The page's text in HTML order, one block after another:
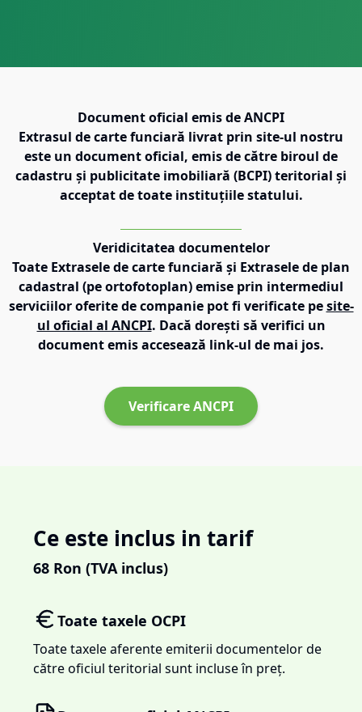
Document oficial emis de ANCPI
Extrasul de carte funciară livrat prin site-ul nostru
este un document oficial, emis de către biroul de
cadastru și publicitate imobiliară (BCPI) teritorial și
acceptat de toate instituțiile statului.
Veridicitatea documentelor
Toate Extrasele de carte funciară și Extrasele de plan
cadastral (pe ortofotoplan) emise prin intermediul
serviciilor oferite de companie pot fi verificate pe site-
ul oficial al ANCPI. Dacă dorești să verifici un
document emis accesează link-ul de mai jos.
Verificare ANCPI
Ce este inclus in tarif
68 Ron (TVA inclus)
Toate taxele OCPI
Toate taxele aferente emiterii documentelor de
către oficiul teritorial sunt incluse în preț.